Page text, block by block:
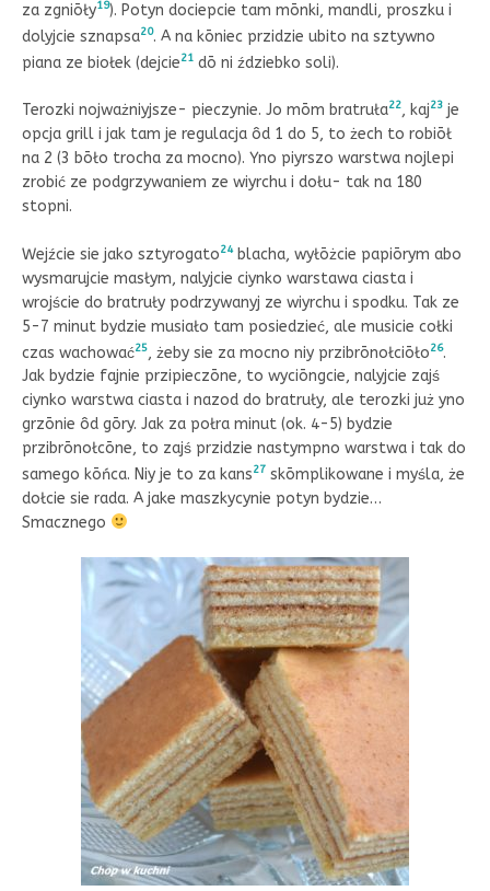
za zgniōły19). Potyn dociepcie tam mōnki, mandli, proszku i
dolyjcie sznapsa20. A na kōniec przidzie ubito na sztywno
piana ze biołek (dejcie21 dō ni ździebko soli).
Terozki nojważniyjsze- pieczynie. Jo mōm bratruła22, kaj23 je
opcja grill i jak tam je regulacja ôd 1 do 5, to żech to robiōł
na 2 (3 bōło trocha za mocno). Yno piyrszo warstwa nojlepi
zrobić ze podgrzywaniem ze wiyrchu i dołu- tak na 180
stopni.
Wejźcie sie jako sztyrogato24blacha, wyłōżcie papiōrym abo
wysmarujcie masłym, nalyjcie ciynko warstawa ciasta i
wrojście do bratruły podrzywanyj ze wiyrchu i spodku. Tak ze
5-7 minut bydzie musiało tam posiedzieć, ale musicie cołki
czas wachować25, żeby sie za mocno niy przibrōnołciōło26.
Jak bydzie fajnie przipieczōne, to wyciōngcie, nalyjcie zajś
ciynko warstwa ciasta i nazod do bratruły, ale terozki już yno
grzōnie ôd gōry. Jak za połra minut (ok. 4-5) bydzie
przibrōnołcōne, to zajś przidzie nastympno warstwa i tak do
samego kōńca. Niy je to za kans27 skōmplikowane i myśla, że
dołcie sie rada. A jake maszkycynie potyn bydzie…
Smacznego